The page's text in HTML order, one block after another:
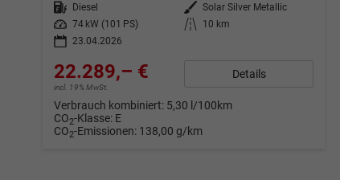
Kraftstoff
Diesel Außenfarbe Solar Silver Metallic
Leistung
74 kW (101 PS) Kilometerstand
10 km
23.04.2026
22.289,– €
incl. 19% MwSt.
Details
Verbrauch kombiniert: 5,30 l/100km
CO2-Klasse: E
CO2-Emissionen: 138,00 g/km